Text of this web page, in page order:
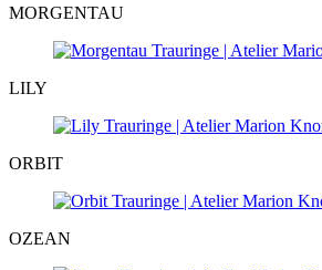
MORGENTAU
LILY
ORBIT
OZEAN